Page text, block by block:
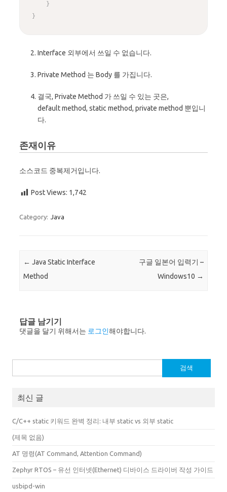
}
}
Interface 외부에서 쓰일 수 없습니다.
Private Method 는 Body 를 가집니다.
결국, Private Method 가 쓰일 수 있는 곳은,
default method, static method, private method 뿐입니
다.
존재이유
소스코드 중복제거입니다.
Post Views: 1,742
Category: Java
Post navigation
← Java Static Interface
Method
구글 일본어 입력기 –
Windows10 →
답글 남기기
댓글을 달기 위해서는 로그인해야합니다.
색:
최신 글
C/C++ static 키워드 완벽 정리: 내부 static vs 외부 static
(제목 없음)
AT 명령(AT Command, Attention Command)
Zephyr RTOS – 유선 인터넷(Ethernet) 디바이스 드라이버 작성 가이드
usbipd-win